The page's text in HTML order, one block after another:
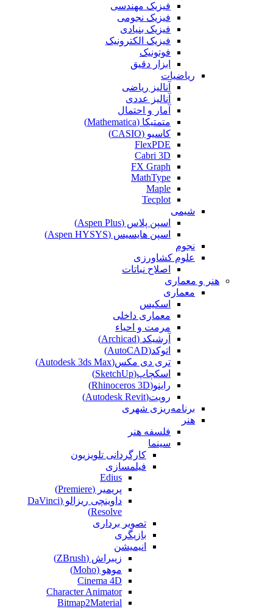
فیزیک مهندسی
فیزیک نجومی
فیزیک بنیادی
فیزیک الکترونیک
فوتونیک
ابزار دقیق
ریاضیات
آنالیز ریاضی
آنالیز عددی
آمار و احتمال
متمتیکا (Mathematica)
کاسیو (CASIO)
FlexPDE
Cabri 3D
FX Graph
MathType
Maple
Tecplot
شیمی
اسپن پلاس (Aspen Plus)
اسپن هایسیس (Aspen HYSYS)
نجوم
علوم کشاورزی
اصلاح نباتات
هنر و معماری
معماری
اسکیس
معماری داخلی
مرمت و احیاء
آرشیکد (Archicad)
اتوکد(AutoCAD)
تری دی مکس(Autodesk 3ds Max)
اسکچاپ(SketchUp)
راینو(Rhinoceros 3D)
رویت(Autodesk Revit)
برنامه‌ریزی شهری
هنر
فلسفه هنر
سینما
کارگردانی تلویزیون
فیلمسازی
Edius
پریمیر (Premiere)
داوینچی ریزالو (DaVinci
Resolve)
تصویر برداری
بازیگری
انیمیشن
زیبراش (ZBrush)
موهو (Moho)
Cinema 4D
Character Animator
Bitmap2Material